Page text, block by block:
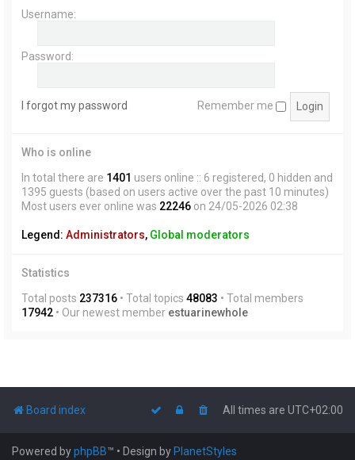
Username:
Password:
I forgot my password Remember me
Who is online
In total there are 1401 users online :: 6 registered, 0 hidden and
1395 guests (based on users active over the past 10 minutes)
Most users ever online was 22246 on 24/05-2026 02:38
Legend: Administrators, Global moderators
Statistics
Total posts 237316 • Total topics 48083 • Total members
17942 • Our newest member estuarinewhole
Board index All times are UTC+02:00
Powered byphpBB™ • Design by PlanetStyles